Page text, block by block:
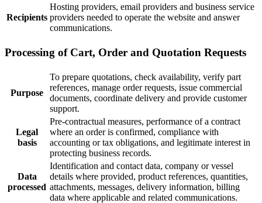
Recipients
Hosting providers, email providers and business service
providers needed to operate the website and answer
communications.
Processing of Cart, Order and Quotation Requests
Purpose
To prepare quotations, check availability, verify part
references, manage order requests, issue commercial
documents, coordinate delivery and provide customer
support.
Legal
basis
Pre-contractual measures, performance of a contract
where an order is confirmed, compliance with
accounting or tax obligations, and legitimate interest in
protecting business records.
Data
processed
Identification and contact data, company or vessel
details where provided, product references, quantities,
attachments, messages, delivery information, billing
data where applicable and related communications.